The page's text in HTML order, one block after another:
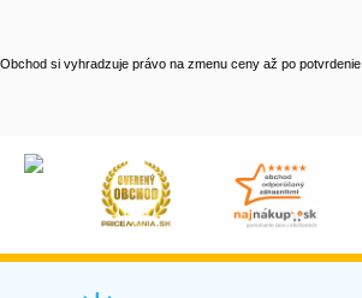
Obchod si vyhradzuje právo na zmenu ceny až po